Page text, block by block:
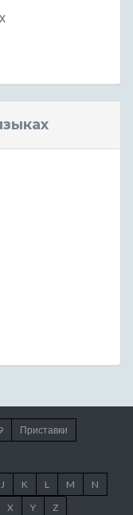
Приставки
J K L M
N
X Y Z